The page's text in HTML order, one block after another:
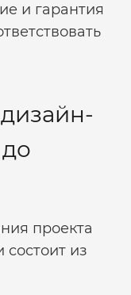
и гарантия
проекта
состоит из